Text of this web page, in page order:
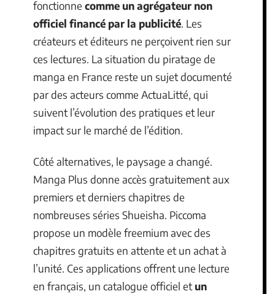
fonctionne comme un agrégateur non
officiel financé par la publicité. Les
créateurs et éditeurs ne perçoivent rien sur
ces lectures. La situation du piratage de
manga en France reste un sujet documenté
par des acteurs comme ActuaLitté, qui
suivent l’évolution des pratiques et leur
impact sur le marché de l’édition.
Côté alternatives, le paysage a changé.
Manga Plus donne accès gratuitement aux
premiers et derniers chapitres de
nombreuses séries Shueisha. Piccoma
propose un modèle freemium avec des
chapitres gratuits en attente et un achat à
l’unité. Ces applications offrent une lecture
en français, un catalogue officiel et un